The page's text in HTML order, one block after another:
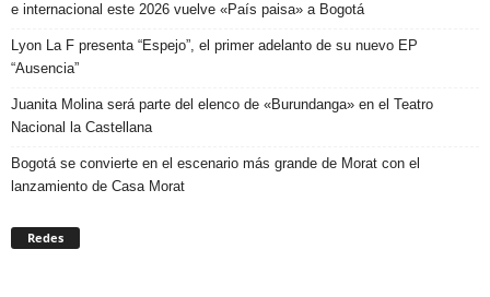
e internacional este 2026 vuelve «País paisa» a Bogotá
Lyon La F presenta “Espejo”, el primer adelanto de su nuevo EP
“Ausencia”
Juanita Molina será parte del elenco de «Burundanga» en el Teatro
Nacional la Castellana
Bogotá se convierte en el escenario más grande de Morat con el
lanzamiento de Casa Morat
Redes